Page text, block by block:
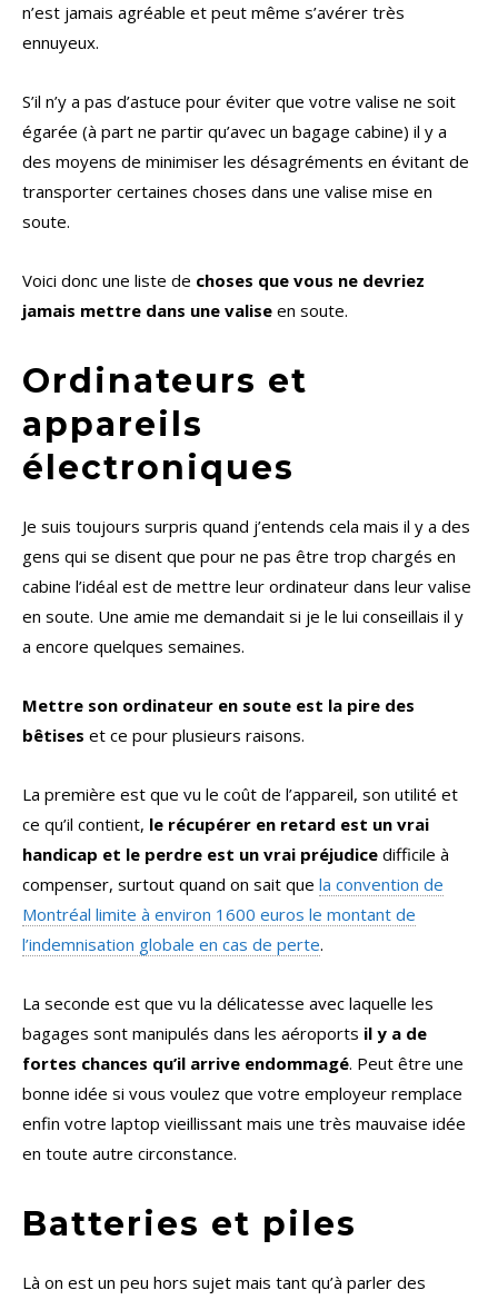
n’est jamais agréable et peut même s’avérer très
ennuyeux.
S’il n’y a pas d’astuce pour éviter que votre valise ne soit
égarée (à part ne partir qu’avec un bagage cabine) il y a
des moyens de minimiser les désagréments en évitant de
transporter certaines choses dans une valise mise en
soute.
Voici donc une liste de choses que vous ne devriez
jamais mettre dans une valise en soute.
Ordinateurs et
appareils
électroniques
Je suis toujours surpris quand j’entends cela mais il y a des
gens qui se disent que pour ne pas être trop chargés en
cabine l’idéal est de mettre leur ordinateur dans leur valise
en soute. Une amie me demandait si je le lui conseillais il y
a encore quelques semaines.
Mettre son ordinateur en soute est la pire des
bêtises et ce pour plusieurs raisons.
La première est que vu le coût de l’appareil, son utilité et
ce qu’il contient, le récupérer en retard est un vrai
handicap et le perdre est un vrai préjudice difficile à
compenser, surtout quand on sait que la convention de
Montréal limite à environ 1600 euros le montant de
l’indemnisation globale en cas de perte.
La seconde est que vu la délicatesse avec laquelle les
bagages sont manipulés dans les aéroports il y a de
fortes chances qu’il arrive endommagé. Peut être une
bonne idée si vous voulez que votre employeur remplace
enfin votre laptop vieillissant mais une très mauvaise idée
en toute autre circonstance.
Batteries et piles
Là on est un peu hors sujet mais tant qu’à parler des